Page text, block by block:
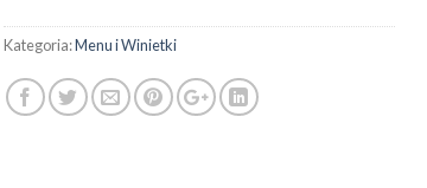
Kategoria:Menu i Winietki